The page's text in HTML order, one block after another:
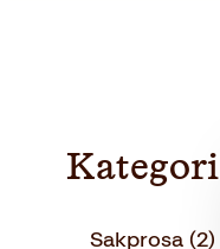
Kategori
Sakprosa (2)